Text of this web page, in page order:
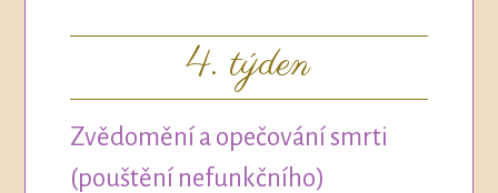
4. týden
Zvědomění a opečování smrti
(pouštění nefunkčního)